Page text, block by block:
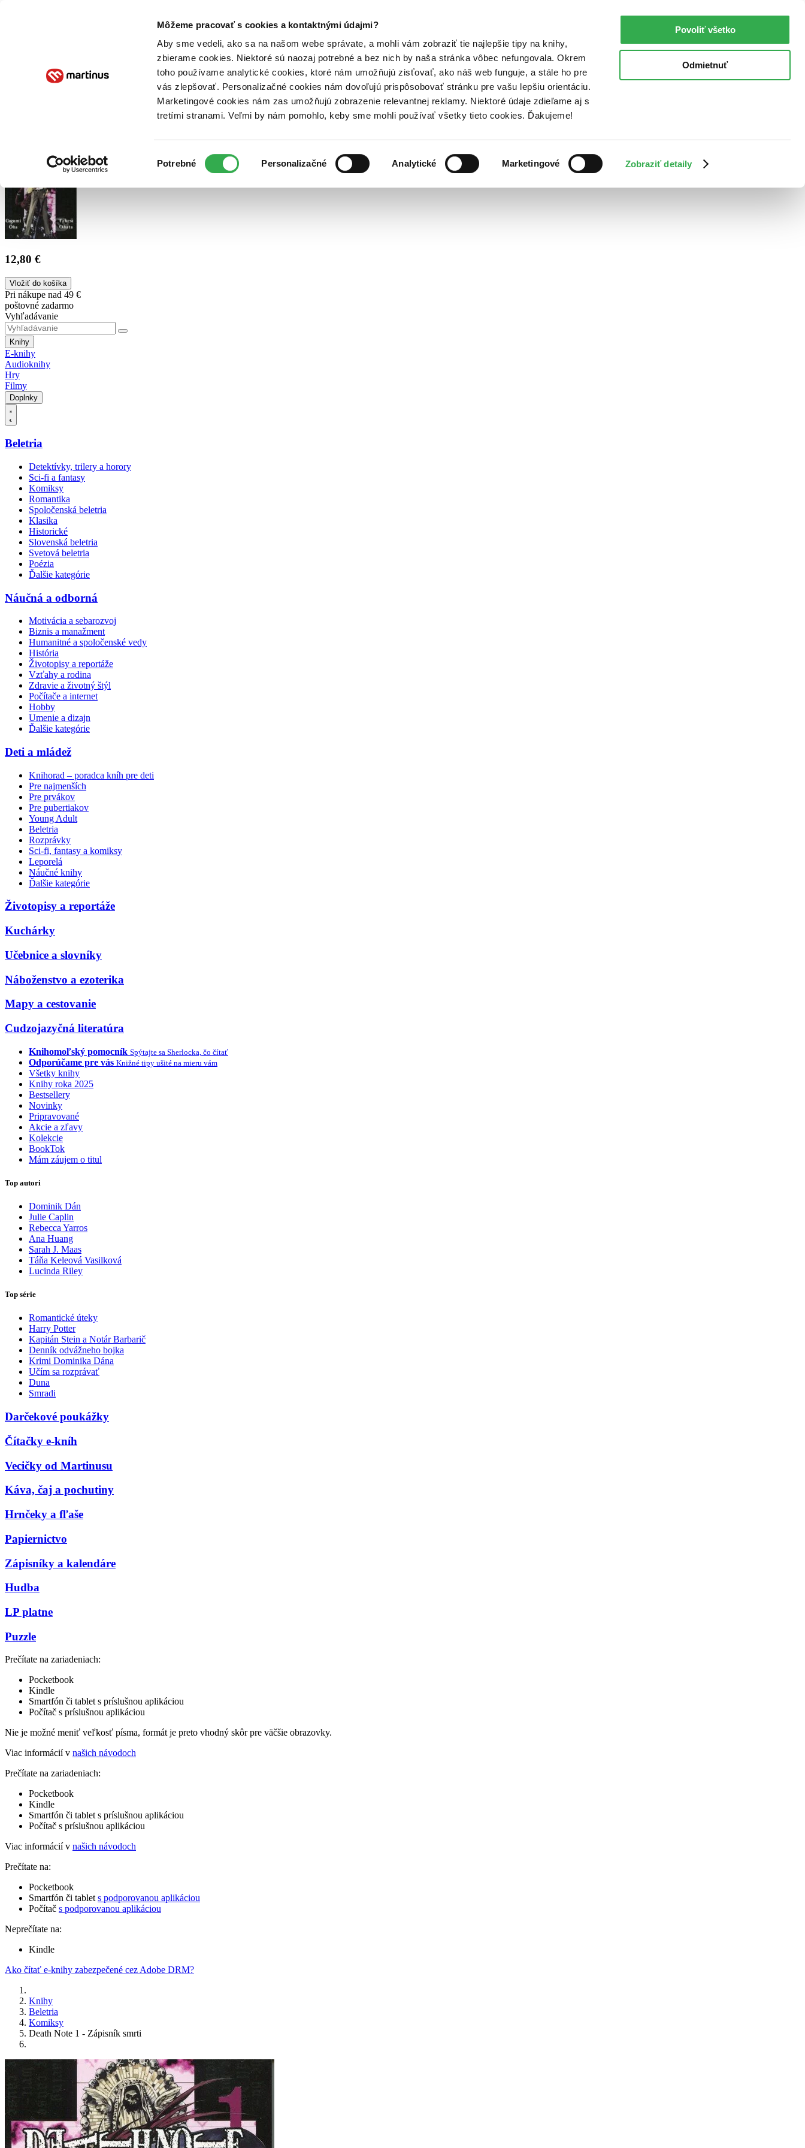
Môžeme pracovať s cookies a kontaktnými údajmi?
Aby sme vedeli, ako sa na našom webe správate, a mohli vám zobraziť tie najlepšie tipy na knihy,
zbierame cookies. Niektoré sú naozaj potrebné a bez nich by naša stránka vôbec nefungovala. Okrem
toho používame analytické cookies, ktoré nám umožňujú zisťovať, ako náš web funguje, a stále ho pre
vás zlepšovať. Personalizačné cookies nám dovoľujú prispôsobovať stránku pre vašu lepšiu orientáciu.
Marketingové cookies nám zas umožňujú zobrazenie relevantnej reklamy. Niektoré údaje zdieľame aj s
tretími stranami. Veľmi by nám pomohlo, keby sme mohli používať všetky tieto cookies. Ďakujeme!
súhlasu
Potrebné Personalizačné Analytické Marketingové Zobraziť detaily
Povoliť všetko
Odmietnuť
Poukážky Kontakt
12,80 €
Vložiť do košíka
Pri nákupe nad 49 €
poštovné zadarmo
Vyhľadávanie
Knihy
E-knihy
Audioknihy
Hry
Filmy
Doplnky
Beletria
Detektívky, trilery a horory
Sci-fi a fantasy
Komiksy
Romantika
Spoločenská beletria
Klasika
Historické
Slovenská beletria
Svetová beletria
Poézia
Ďalšie kategórie
Náučná a odborná
Motivácia a sebarozvoj
Biznis a manažment
Humanitné a spoločenské vedy
História
Životopisy a reportáže
Vzťahy a rodina
Zdravie a životný štýl
Počítače a internet
Hobby
Umenie a dizajn
Ďalšie kategórie
Deti a mládež
Knihorad – poradca kníh pre deti
Pre najmenších
Pre prvákov
Pre pubertiakov
Young Adult
Beletria
Rozprávky
Sci-fi, fantasy a komiksy
Leporelá
Náučné knihy
Ďalšie kategórie
Životopisy a reportáže
Kuchárky
Učebnice a slovníky
Náboženstvo a ezoterika
Mapy a cestovanie
Cudzojazyčná literatúra
Knihomoľský pomocník Spýtajte sa Sherlocka, čo čítať
Odporúčame pre vás Knižné tipy ušité na mieru vám
Všetky knihy
Knihy roka 2025
Bestsellery
Novinky
Pripravované
Akcie a zľavy
Kolekcie
BookTok
Mám záujem o titul
Top autori
Dominik Dán
Julie Caplin
Rebecca Yarros
Ana Huang
Sarah J. Maas
Táňa Keleová Vasilková
Lucinda Riley
Top série
Romantické úteky
Harry Potter
Kapitán Stein a Notár Barbarič
Denník odvážneho bojka
Krimi Dominika Dána
Učím sa rozprávať
Duna
Smradi
Darčekové poukážky
Čítačky e-kníh
Vecičky od Martinusu
Káva, čaj a pochutiny
Hrnčeky a fľaše
Papiernictvo
Zápisníky a kalendáre
Hudba
LP platne
Puzzle
Prečítate na zariadeniach:
Pocketbook
Kindle
Smartfón či tablet s príslušnou aplikáciou
Počítač s príslušnou aplikáciou
Nie je možné meniť veľkosť písma, formát je preto vhodný skôr pre väčšie obrazovky.
Viac informácií v našich návodoch
Prečítate na zariadeniach:
Pocketbook
Kindle
Smartfón či tablet s príslušnou aplikáciou
Počítač s príslušnou aplikáciou
Viac informácií v našich návodoch
Prečítate na:
Pocketbook
Smartfón či tablet s podporovanou aplikáciou
Počítač s podporovanou aplikáciou
Neprečítate na:
Kindle
Ako čítať e-knihy zabezpečené cez Adobe DRM?
Knihy
Beletria
Komiksy
Death Note 1 - Zápisník smrti